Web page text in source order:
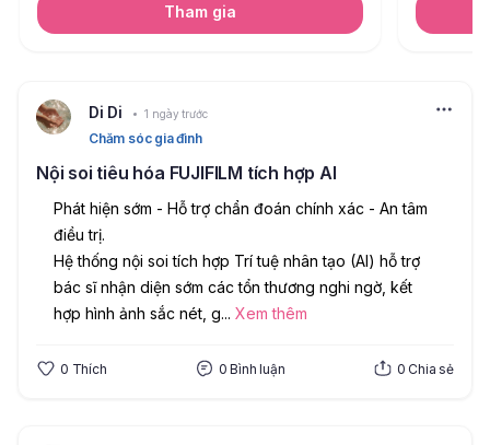
Tham gia
Di Di 1 ngày trước
Chăm sóc gia đình
Nội soi tiêu hóa FUJIFILM tích hợp AI
Phát hiện sớm - Hỗ trợ chẩn đoán chính xác - An tâm
điều trị.
Hệ thống nội soi tích hợp Trí tuệ nhân tạo (AI) hỗ trợ
bác sĩ nhận diện sớm các tổn thương nghi ngờ, kết
hợp hình ảnh sắc nét, g... Xem thêm
0 Thích 0 Bình luận 0 Chia sẻ